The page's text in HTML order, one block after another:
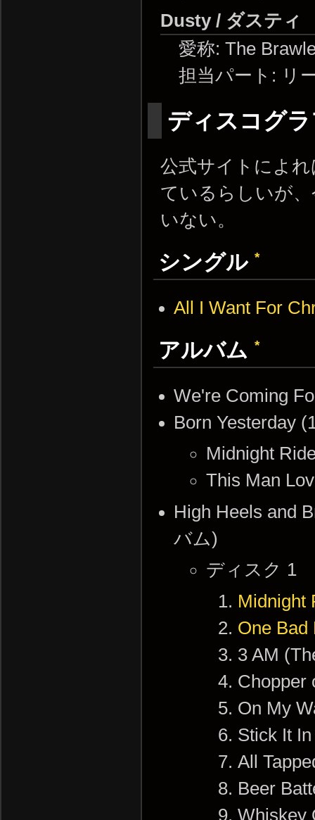
Dusty / ダスティ
愛称: The
担当パート: リ
ディスコグ
公式サイトによ
ているらしいが
いない。
シングル*
All I Want For
アルバム*
We're Coming
Born Yesterday
Midnight
This Man
High Heels and
バム)
ディスク 1
Midnight
One Bad
3 AM
Chopper
On My
Stick It
All
Beer
Whiskey